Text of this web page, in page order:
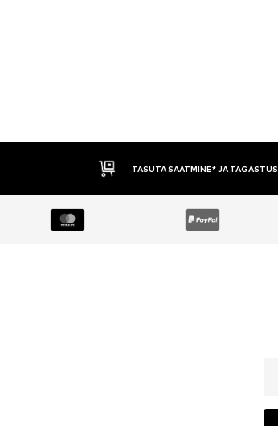
TASUTA SAATMINE* JA TAGASTUS